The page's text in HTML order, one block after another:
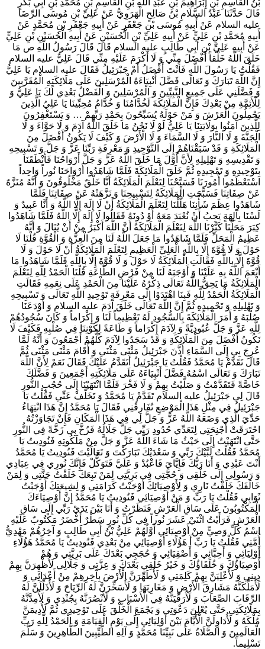
قَالَ حَدَّثَنَا عَبْدُ السَّلَامِ بْنُ صَالِحٍ الْهَرَوِيُّ عَنْ عَلِيِّ بْنِ مُوسَى الرِّضَا
عليه السلام عَنْ أَبِيهِ مُوسَى بْنِ جَعْفَرٍ عَنْ أَبِيهِ جَعْفَرِ بْنِ مُحَمَّدٍ عَنْ
أَبِيهِ مُحَمَّدِ بْنِ عَلِيٍّ عَنْ أَبِيهِ عَلِيِّ بْنِ الْحُسَيْنِ عَنْ أَبِيهِ الْحُسَيْنِ بْنِ عَلِيٍّ
عَنْ أَبِيهِ عَلِيِّ بْنِ أَبِي طَالِبٍ عليه السلام قَالَ قَالَ رَسُولُ اللَّهِ ص‌ مَا
خَلَقَ اللَّهُ خَلْقاً أَفْضَلَ مِنِّي وَ لَا أَكْرَمَ عَلَيْهِ مِنِّي قَالَ عَلِيٌّ عليه السلام
فَقُلْتُ يَا رَسُولَ اللَّهِ فَأَنْتَ أَفْضَلُ أَمْ جَبْرَئِيلُ فَقَالَ عليه السلام يَا عَلِيُّ
إِنَّ اللَّهَ تَبَارَكَ وَ تَعَالَى فَضَّلَ أَنْبِيَاءَهُ الْمُرْسَلِينَ عَلَى مَلَائِكَتِهِ الْمُقَرَّبِينَ
وَ فَضَّلَنِي عَلَى جَمِيعِ النَّبِيِّينَ وَ الْمُرْسَلِينَ وَ الْفَضْلُ بَعْدِي لَكَ يَا عَلِيُّ وَ
لِلْأَئِمَّةِ مِنْ بَعْدِكَ فَإِنَّ الْمَلَائِكَةَ لَخُدَّامُنَا وَ خُدَّامُ مُحِبِّينَا يَا عَلِيُ‌ الَّذِينَ
يَحْمِلُونَ الْعَرْشَ وَ مَنْ حَوْلَهُ يُسَبِّحُونَ بِحَمْدِ رَبِّهِمْ‌ … وَ يَسْتَغْفِرُونَ
لِلَّذِينَ آمَنُوا بِوَلَايَتِنَا يَا عَلِيُّ لَوْ لَا نَحْنُ مَا خَلَقَ اللَّهُ آدَمَ وَ لَا حَوَّاءَ وَ لَا
الْجَنَّةَ وَ لَا النَّارَ وَ لَا السَّمَاءَ وَ لَا الْأَرْضَ وَ كَيْفَ لَا يَكُونُ أَفْضَلَ مِنَ
الْمَلَائِكَةِ وَ قَدْ سَبَقْنَاهُمْ إِلَى التَّوْحِيدِ وَ مَعْرِفَةِ رَبِّنَا عَزَّ وَ جَلَّ وَ تَسْبِيحِهِ
وَ تَقْدِيسِهِ وَ تَهْلِيلِهِ لِأَنَّ أَوَّلَ مَا خَلَقَ اللَّهُ عَزَّ وَ جَلَّ أَرْوَاحُنَا فَأَنْطَقَنَا
بِتَوْحِيدِهِ وَ تَمْجِيدِهِ ثُمَّ خَلَقَ الْمَلَائِكَةَ فَلَمَّا شَاهَدُوا أَرْوَاحَنَا نُوراً وَاحِداً
اسْتَعْظَمُوا أُمُورَنَا فَسَبَّحْنَا لِتَعْلَمَ الْمَلَائِكَةُ أَنَّا خَلْقٌ مَخْلُوقُونَ وَ أَنَّهُ مُنَزَّهٌ
عَنْ صِفَاتِنَا فَسَبَّحَتِ الْمَلَائِكَةُ لِتَسْبِيحِنَا وَ نَزَّهَتْهُ عَنْ صِفَاتِنَا فَلَمَّا
شَاهَدُوا عِظَمَ شَأْنِنَا هَلَّلْنَا لِتَعْلَمَ الْمَلَائِكَةُ أَنْ لَا إِلَهَ إِلَّا اللَّهُ وَ أَنَّا عَبِيدٌ وَ
لَسْنَا بِآلِهَةٍ يَجِبُ أَنْ نُعْبَدَ مَعَهُ أَوْ دُونَهُ فَقَالُوا لَا إِلَهَ إِلَّا اللَّهُ فَلَمَّا شَاهَدُوا
كِبَرَ مَحَلِّنَا كَبَّرْنَا اللَّهَ لِتَعْلَمَ الْمَلَائِكَةُ أَنَّ اللَّهَ أَكْبَرُ مِنْ أَنْ يُنَالَ وَ أَنَّهُ
عَظِيمُ الْمَحَلِّ فَلَمَّا شَاهَدُوا مَا جَعَلَ اللَّهُ لَنَا مِنَ الْعِزَّةِ وَ الْقُوَّةِ قُلْنَا لَا
حَوْلَ وَ لَا قُوَّةَ إِلَّا بِاللَّهِ الْعَلِيِّ الْعَظِيمِ لِتَعْلَمَ الْمَلَائِكَةُ أَنْ لَا حَوْلَ وَ لَا
قُوَّةَ إِلَّا بِاللَّهِ فَقَالَتِ الْمَلَائِكَةُ لَا حَوْلَ وَ لَا قُوَّةَ إِلَّا بِاللَّهِ فَلَمَّا شَاهَدُوا مَا
أَنْعَمَ اللَّهُ بِهِ عَلَيْنَا وَ أَوْجَبَهُ لَنَا مِنْ فَرْضِ الطَّاعَةِ قُلْنَا الْحَمْدُ لِلَّهِ لِتَعْلَمَ
الْمَلَائِكَةُ مَا يَحِقُّ اللَّهُ تَعَالَى ذِكْرُهُ عَلَيْنَا مِنَ الْحَمْدِ عَلَى نِعَمِهِ فَقَالَتِ
الْمَلَائِكَةُ الْحَمْدُ لِلَّهِ فَبِنَا اهْتَدَوْا إِلَى مَعْرِفَةِ تَوْحِيدِ اللَّهِ تَعَالَى وَ تَسْبِيحِهِ
وَ تَهْلِيلِهِ وَ تَحْمِيدِهِ ثُمَّ إِنَّ اللَّهَ تَعَالَى خَلَقَ آدَمَ عليه السلام وَ أَوْدَعَنَا
صُلْبَهُ وَ أَمَرَ الْمَلَائِكَةَ بِالسُّجُودِ لَهُ تَعْظِيماً لَنَا وَ إِكْرَاماً وَ كَانَ سُجُودُهُمْ
لِلَّهِ عَزَّ وَ جَلَّ عُبُودِيَّةً وَ لِآدَمَ إِكْرَاماً وَ طَاعَةً لِكَوْنِنَا فِي صُلْبِهِ فَكَيْفَ لَا
نَكُونُ أَفْضَلَ مِنَ الْمَلَائِكَةِ وَ قَدْ سَجَدُوا لِآدَمَ كُلُّهُمْ أَجْمَعُونَ وَ أَنَّهُ لَمَّا
عُرِجَ بِي إِلَى السَّمَاءِ أَذَّنَ جَبْرَئِيلُ مَثْنَى مَثْنَى وَ أَقَامَ مَثْنَى مَثْنَى ثُمَّ
قَالَ تَقَدَّمْ يَا مُحَمَّدُ فَقُلْتُ يَا جَبْرَئِيلُ أَتَقَدَّمُ عَلَيْكَ فَقَالَ نَعَمْ لِأَنَّ اللَّهَ
تَبَارَكَ وَ تَعَالَى اسْمُهُ فَضَّلَ أَنْبِيَاءَهُ عَلَى مَلَائِكَتِهِ أَجْمَعِينَ وَ فَضَّلَكَ
خَاصَّةً فَتَقَدَّمْتُ وَ صَلَّيْتُ بِهِمْ وَ لَا فَخْرَ فَلَمَّا انْتَهَيْنَا إِلَى حُجُبِ النُّورِ
قَالَ لِي جَبْرَئِيلُ عليه السلام تَقَدَّمْ يَا مُحَمَّدُ وَ تَخَلَّفْ عَنِّي فَقُلْتُ يَا
جَبْرَئِيلُ فِي مِثْلِ هَذَا الْمَوْضِعِ تُفَارِقُنِي فَقَالَ يَا مُحَمَّدُ إِنَّ هَذَا انْتِهَاءُ
حَدِّيَ الَّذِي وَضَعَهُ اللَّهُ عَزَّ وَ جَلَّ لِي فِي هَذَا الْمَكَانِ فَإِنْ تَجَاوَزْتُهُ
احْتَرَقَتْ أَجْنِحَتِي لِتَعَدِّي حُدُودِ رَبِّي جَلَّ جَلَالُهُ فَزُخَّ بِي زَخَّةً فِي النُّورِ
حَتَّى انْتَهَيْتُ إِلَى حَيْثُ مَا شَاءَ اللَّهُ عَزَّ وَ جَلَّ مِنْ مَلَكُوتِهِ فَنُودِيتُ يَا
مُحَمَّدُ فَقُلْتُ لَبَّيْكَ رَبِّي وَ سَعْدَيْكَ تَبَارَكْتَ وَ تَعَالَيْتَ فَنُودِيتُ يَا مُحَمَّدُ
أَنْتَ عَبْدِي وَ أَنَا رَبُّكَ فَإِيَّايَ فَاعْبُدْ وَ عَلَيَّ فَتَوَكَّلْ فَإِنَّكَ نُورِي فِي عِبَادِي
وَ رَسُولِي إِلَى خَلْقِي وَ حُجَّتِي فِي بَرِيَّتِي لِمَنْ تَبِعَكَ خَلَقْتُ جَنَّتِي وَ لِمَنْ
خَالَفَكَ خَلَقْتُ نَارِي وَ لِأَوْصِيَائِكَ أَوْجَبْتُ كَرَامَتِي وَ لِشِيعَتِكَ أَوْجَبْتُ
ثَوَابِي فَقُلْتُ يَا رَبِّ وَ مَنْ أَوْصِيَائِي فَنُودِيتُ يَا مُحَمَّدُ إِنَّ أَوْصِيَاءَكَ
الْمَكْتُوبُونَ عَلَى سَاقِ الْعَرْشِ فَنَظَرْتُ وَ أَنَا بَيْنَ يَدَيْ رَبِّي إِلَى سَاقِ
الْعَرْشِ فَرَأَيْتُ اثْنَيْ عَشَرَ نُوراً فِي كُلِّ نُورٍ سَطْرٌ أَخْضَرُ مَكْتُوبٌ عَلَيْهِ
اسْمُ كُلِّ وَصِيٍّ مِنْ أَوْصِيَائِي أَوَّلُهُمْ عَلِيُّ بْنُ أَبِي طَالِبٍ وَ آخِرُهُمْ مَهْدِيُّ
أُمَّتِي فَقُلْتُ يَا رَبِّ أَ هَؤُلَاءِ أَوْصِيَائِي مِنْ بَعْدِي فَنُودِيتُ يَا مُحَمَّدُ هَؤُلَاءِ
أَوْلِيَائِي وَ أَحِبَّائِي وَ أَصْفِيَائِي وَ حُجَجِي بَعْدَكَ عَلَى بَرِيَّتِي وَ هُمْ
أَوْصِيَاؤُكَ وَ خُلَفَاؤُكَ وَ خَيْرُ خَلْقِي بَعْدَكَ وَ عِزَّتِي وَ جَلَالِي لَأُظْهِرَنَّ بِهِمْ
دِينِي وَ لَأُعْلِيَنَّ بِهِمْ كَلِمَتِي وَ لَأُطَهِّرَنَّ الْأَرْضَ بِآخِرِهِمْ مِنْ أَعْدَائِي وَ
لَأُمَلِّكَنَّهُ مَشَارِقَ الْأَرْضِ وَ مَغَارِبَهَا وَ لَأُسَخِّرَنَّ لَهُ الرِّيَاحَ وَ لَأُذَلِّلَنَّ لَهُ
الرِّقَابَ الصِّعَابَ وَ لَأُرَقِّيَنَّهُ فِي الْأَسْبَابِ وَ لَأَنْصُرَنَّهُ بِجُنْدِي وَ لَأُمِدَّنَّهُ
بِمَلَائِكَتِي حَتَّى يُعْلِنَ دَعْوَتِي وَ يَجْمَعَ الْخَلْقَ عَلَى تَوْحِيدِي ثُمَّ لَأُدِيمَنَّ
مُلْكَهُ وَ لَأُدَاوِلَنَّ الْأَيَّامَ بَيْنَ أَوْلِيَائِي إِلَى يَوْمِ الْقِيَامَةِ وَ الْحَمْدُ لِلَّهِ رَبِّ
الْعَالَمِينَ وَ الصَّلَاةُ عَلَى نَبِيِّنَا مُحَمَّدٍ وَ آلِهِ الطَّيِّبِينَ الطَّاهِرِينَ وَ سَلَّمَ
تَسْلِيماً.